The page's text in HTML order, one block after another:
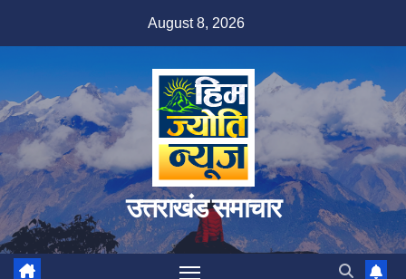
August 8, 2026
उत्तराखंड समाचार